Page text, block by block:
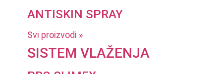
ANTISKIN SPRAY
Svi proizvodi »
SISTEM VLAŽENJA